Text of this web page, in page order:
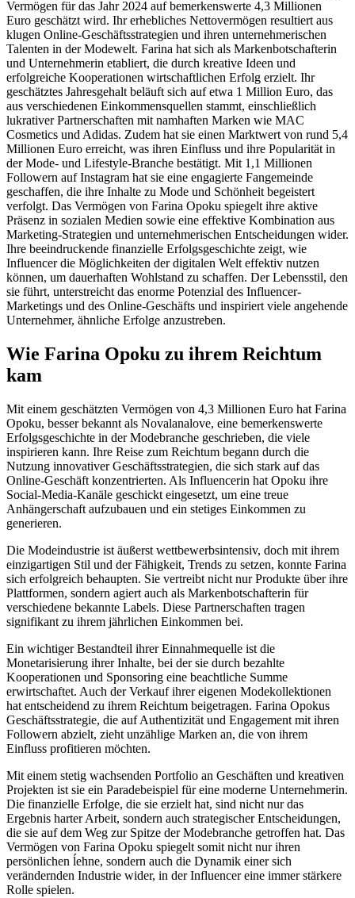
Vermögen für das Jahr 2024 auf bemerkenswerte 4,3 Millionen
Euro geschätzt wird. Ihr erhebliches Nettovermögen resultiert aus
klugen Online-Geschäftsstrategien und ihren unternehmerischen
Talenten in der Modewelt. Farina hat sich als Markenbotschafterin
und Unternehmerin etabliert, die durch kreative Ideen und
erfolgreiche Kooperationen wirtschaftlichen Erfolg erzielt. Ihr
geschätztes Jahresgehalt beläuft sich auf etwa 1 Million Euro, das
aus verschiedenen Einkommensquellen stammt, einschließlich
lukrativer Partnerschaften mit namhaften Marken wie MAC
Cosmetics und Adidas. Zudem hat sie einen Marktwert von rund 5,4
Millionen Euro erreicht, was ihren Einfluss und ihre Popularität in
der Mode- und Lifestyle-Branche bestätigt. Mit 1,1 Millionen
Followern auf Instagram hat sie eine engagierte Fangemeinde
geschaffen, die ihre Inhalte zu Mode und Schönheit begeistert
verfolgt. Das Vermögen von Farina Opoku spiegelt ihre aktive
Präsenz in sozialen Medien sowie eine effektive Kombination aus
Marketing-Strategien und unternehmerischen Entscheidungen wider.
Ihre beeindruckende finanzielle Erfolgsgeschichte zeigt, wie
Influencer die Möglichkeiten der digitalen Welt effektiv nutzen
können, um dauerhaften Wohlstand zu schaffen. Der Lebensstil, den
sie führt, unterstreicht das enorme Potenzial des Influencer-
Marketings und des Online-Geschäfts und inspiriert viele angehende
Unternehmer, ähnliche Erfolge anzustreben.
Wie Farina Opoku zu ihrem Reichtum
kam
Mit einem geschätzten Vermögen von 4,3 Millionen Euro hat Farina
Opoku, besser bekannt als Novalanalove, eine bemerkenswerte
Erfolgsgeschichte in der Modebranche geschrieben, die viele
inspirieren kann. Ihre Reise zum Reichtum begann durch die
Nutzung innovativer Geschäftsstrategien, die sich stark auf das
Online-Geschäft konzentrierten. Als Influencerin hat Opoku ihre
Social-Media-Kanäle geschickt eingesetzt, um eine treue
Anhängerschaft aufzubauen und ein stetiges Einkommen zu
generieren.
Die Modeindustrie ist äußerst wettbewerbsintensiv, doch mit ihrem
einzigartigen Stil und der Fähigkeit, Trends zu setzen, konnte Farina
sich erfolgreich behaupten. Sie vertreibt nicht nur Produkte über ihre
Plattformen, sondern agiert auch als Markenbotschafterin für
verschiedene bekannte Labels. Diese Partnerschaften tragen
signifikant zu ihrem jährlichen Einkommen bei.
Ein wichtiger Bestandteil ihrer Einnahmequelle ist die
Monetarisierung ihrer Inhalte, bei der sie durch bezahlte
Kooperationen und Sponsoring eine beachtliche Summe
erwirtschaftet. Auch der Verkauf ihrer eigenen Modekollektionen
hat entscheidend zu ihrem Reichtum beigetragen. Farina Opokus
Geschäftsstrategie, die auf Authentizität und Engagement mit ihren
Followern abzielt, zieht unzählige Marken an, die von ihrem
Einfluss profitieren möchten.
Mit einem stetig wachsenden Portfolio an Geschäften und kreativen
Projekten ist sie ein Paradebeispiel für eine moderne Unternehmerin.
Die finanzielle Erfolge, die sie erzielt hat, sind nicht nur das
Ergebnis harter Arbeit, sondern auch strategischer Entscheidungen,
die sie auf dem Weg zur Spitze der Modebranche getroffen hat. Das
Vermögen von Farina Opoku spiegelt somit nicht nur ihren
persönlichen ĺehne, sondern auch die Dynamik einer sich
verändernden Industrie wider, in der Influencer eine immer stärkere
Rolle spielen.